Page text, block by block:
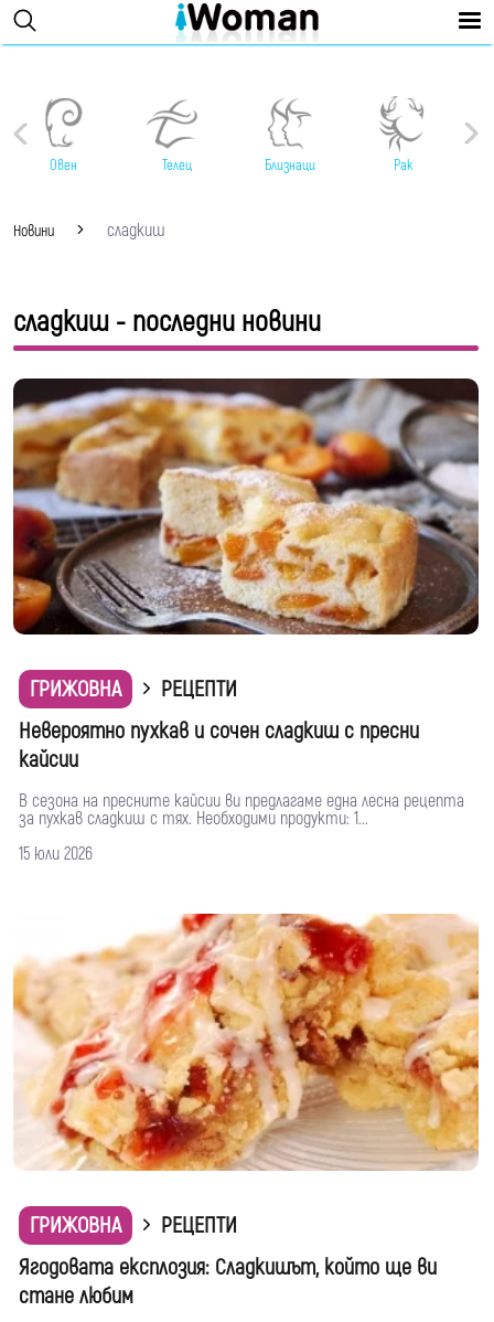
Овен Телец Близнаци Рак
Новини сладкиш
сладкиш - последни новини
ГРИЖОВНА
РЕЦЕПТИ
Невероятно пухкав и сочен сладкиш с пресни
кайсии
В сезона на пресните кайсии ви предлагаме една лесна рецепта
за пухкав сладкиш с тях. Необходими продукти: 1...
15 юли 2026
ГРИЖОВНА
РЕЦЕПТИ
Ягодовата експлозия: Сладкишът, който ще ви
стане любим